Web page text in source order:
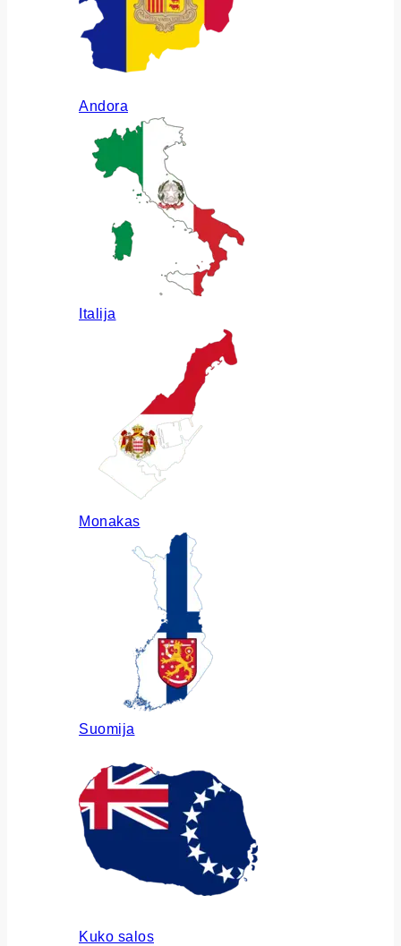
Andora
Italija
Monakas
Suomija
Kuko salos